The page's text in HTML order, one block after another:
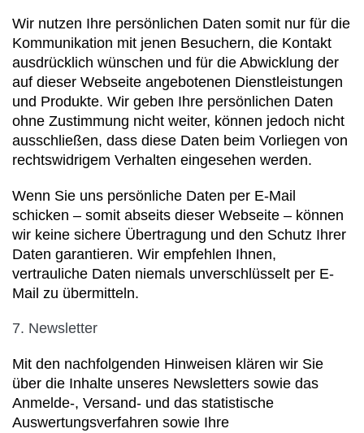
Wir nutzen Ihre persönlichen Daten somit nur für die
Kommunikation mit jenen Besuchern, die Kontakt
ausdrücklich wünschen und für die Abwicklung der
auf dieser Webseite angebotenen Dienstleistungen
und Produkte. Wir geben Ihre persönlichen Daten
ohne Zustimmung nicht weiter, können jedoch nicht
ausschließen, dass diese Daten beim Vorliegen von
rechtswidrigem Verhalten eingesehen werden.
Wenn Sie uns persönliche Daten per E-Mail
schicken – somit abseits dieser Webseite – können
wir keine sichere Übertragung und den Schutz Ihrer
Daten garantieren. Wir empfehlen Ihnen,
vertrauliche Daten niemals unverschlüsselt per E-
Mail zu übermitteln.
7. Newsletter
Mit den nachfolgenden Hinweisen klären wir Sie
über die Inhalte unseres Newsletters sowie das
Anmelde-, Versand- und das statistische
Auswertungsverfahren sowie Ihre